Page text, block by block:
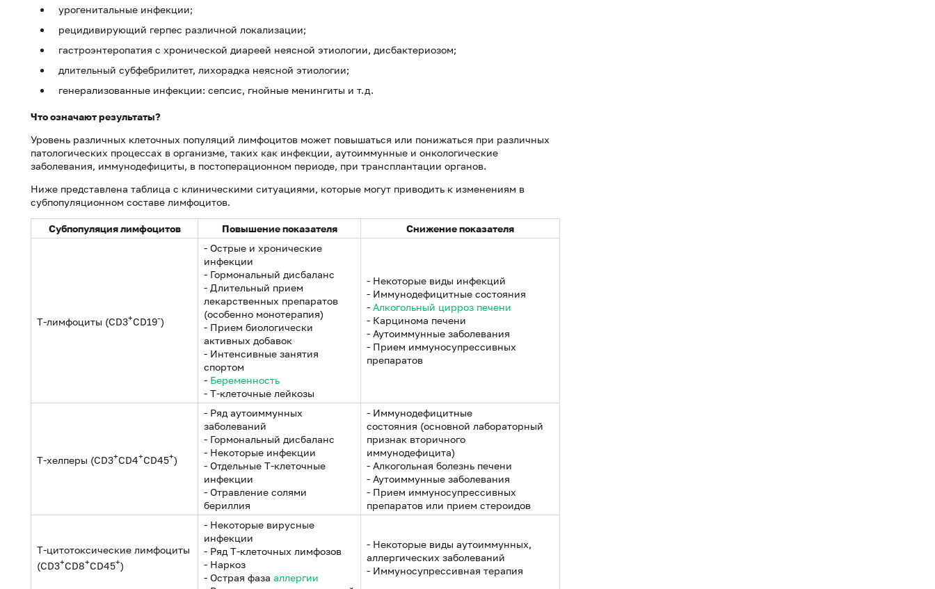
урогенитальные инфекции;
рецидивирующий герпес различной локализации;
гастроэнтеропатия с хронической диареей неясной этиологии, дисбактериозом;
длительный субфебрилитет, лихорадка неясной этиологии;
генерализованные инфекции: сепсис, гнойные менингиты и т.д.
Что означают результаты?
Уровень различных клеточных популяций лимфоцитов может повышаться или понижаться при различных
патологических процессах в организме, таких как инфекции, аутоиммунные и онкологические
заболевания, иммунодефициты, в постоперационном периоде, при трансплантации органов.
Ниже представлена таблица с клиническими ситуациями, которые могут приводить к изменениям в
субпопуляционном составе лимфоцитов.
Субпопуляция лимфоцитов Повышение показателя Снижение показателя
T-лимфоциты (CD3+CD19-)
- Острые и хронические
инфекции
- Гормональный дисбаланс
- Длительный прием
лекарственных препаратов
(особенно монотерапия)
- Прием биологически
активных добавок
- Интенсивные занятия
спортом
- Беременность
- T-клеточные лейкозы
- Некоторые виды инфекций
- Иммунодефицитные состояния
- Алкогольный цирроз печени
- Карцинома печени
- Аутоиммунные заболевания
- Прием иммуносупрессивных
препаратов
T-хелперы (CD3+CD4+CD45+)
- Ряд аутоиммунных
заболеваний
- Гормональный дисбаланс
- Некоторые инфекции
- Отдельные T-клеточные
инфекции
- Отравление солями
бериллия
- Иммунодефицитные
состояния (основной лабораторный
признак вторичного
иммунодефицита)
- Алкогольная болезнь печени
- Аутоиммунные заболевания
- Прием иммуносупрессивных
препаратов или прием стероидов
T-цитотоксические лимфоциты
(CD3+CD8+CD45+)
- Некоторые вирусные
инфекции
- Ряд T-клеточных лимфозов
- Наркоз
- Острая фаза аллергии
- Некоторые виды аутоиммунных,
аллергических заболеваний
- Иммуносупрессивная терапия